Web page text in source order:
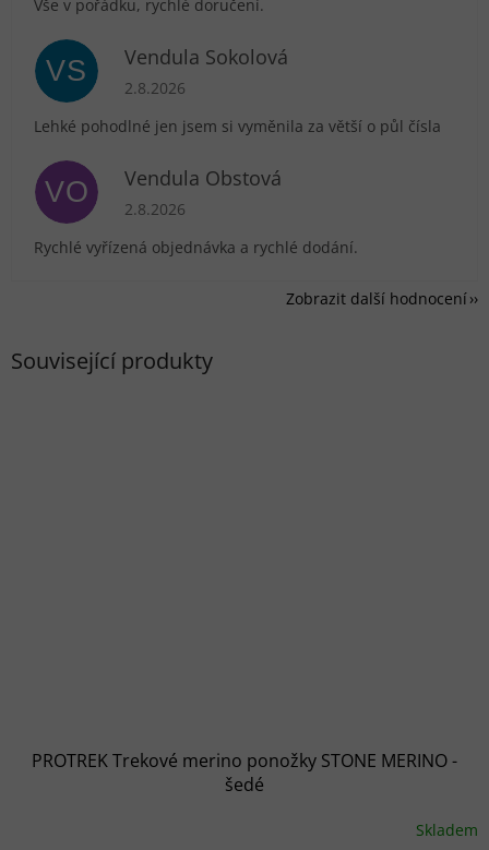
Související produkty
PROTREK Trekové merino ponožky STONE MERINO -
šedé
Skladem
Vše v pořádku, rychlé doručení.
VS Vendula Sokolová
Hodnocení obchodu je 5 z 5 hvězdiček.
2.8.2026
Lehké pohodlné jen jsem si vyměnila za větší o půl čísla
VO Vendula Obstová
Hodnocení obchodu je 5 z 5 hvězdiček.
2.8.2026
Rychlé vyřízená objednávka a rychlé dodání.
Zobrazit další hodnocení